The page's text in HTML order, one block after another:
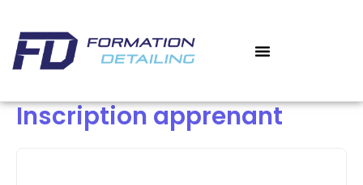
contenu
Inscription apprenant